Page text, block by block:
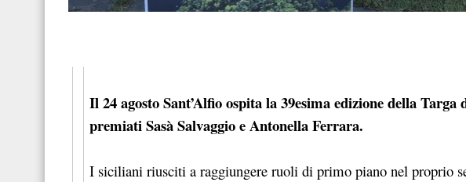
Il 24 agosto Sant’Alfio ospita la 39esima edizione della
premiati Sasà Salvaggio e Antonella Ferrara.
I siciliani riusciti a raggiungere ruoli di primo piano nel proprio